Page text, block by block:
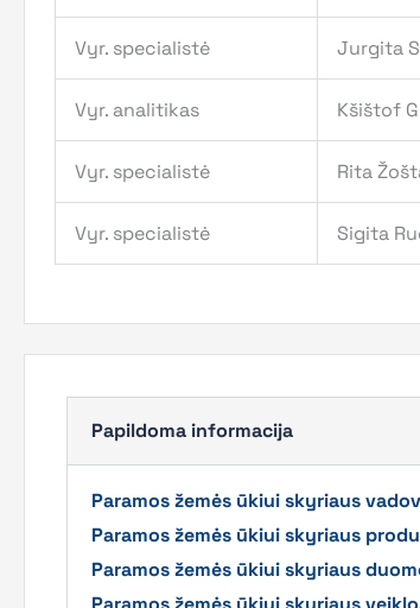
Vyr. specialistė Jurgita
Vyr. analitikas Kšištof
Vyr. specialistė Rita
Vyr. specialistė Sigita
Papildoma informacija
Paramos žemės ūkiui skyriaus
Paramos žemės ūkiui skyriaus
Paramos žemės ūkiui skyriaus